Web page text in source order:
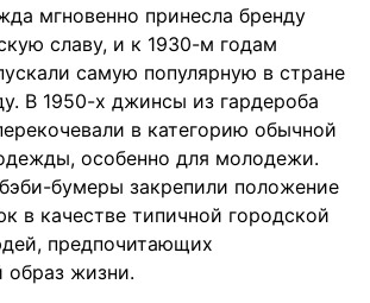
мгновенно принесла бренду
славу, и к 1930-м годам
самую популярную в стране
В 1950-х джинсы из гардероба
в категорию обычной
особенно для молодежи.
бумеры закрепили положение
в качестве типичной городской
предпочитающих
образ жизни.